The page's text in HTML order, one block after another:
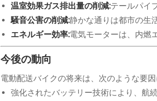
温室効果ガス排出量の削減:テールパイ
騒音公害の削減:静かな通りは都市の生
エネルギー効率:電気モーターは、内燃
今後の動向
電動配送バイクの将来は、次のような要因
強化されたバッテリー技術により、航